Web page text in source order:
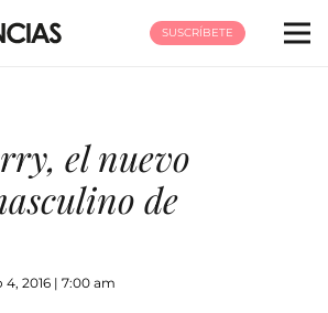
SUSCRÍBETE
el nuevo
de
4, 2016 | 7:00 am